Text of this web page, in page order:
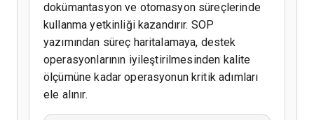
dokümantasyon ve otomasyon süreçlerinde
kullanma yetkinliği kazandırır. SOP
yazımından süreç haritalamaya, destek
operasyonlarının iyileştirilmesinden kalite
ölçümüne kadar operasyonun kritik adımları
ele alınır.